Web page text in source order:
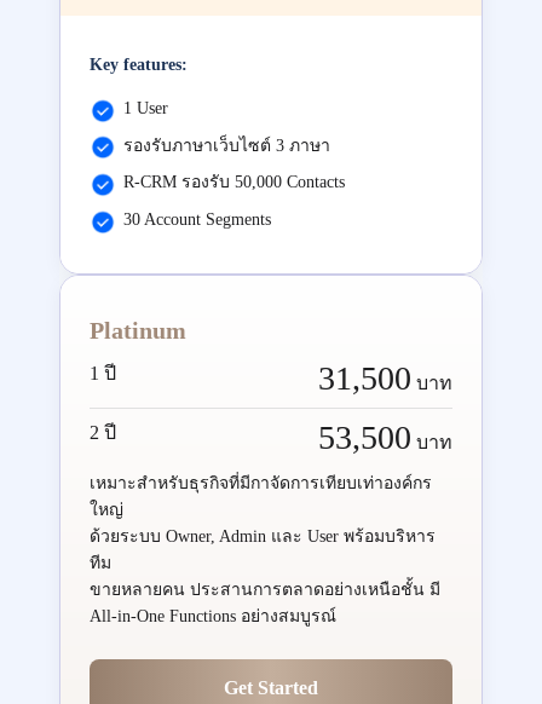
Key features:
1 User
รองรับภาษาเว็บไซต์ 3 ภาษา
R-CRM รองรับ 50,000 Contacts
30 Account Segments
Platinum
1 ปี 31,500 บาท
2 ปี 53,500 บาท
เหมาะสำหรับธุรกิจที่มีกาจัดการเทียบเท่าองค์กร
ใหญ่
ด้วยระบบ Owner, Admin และ User พร้อมบริหาร
ทีม
ขายหลายคน ประสานการตลาดอย่างเหนือชั้น มี
All-in-One Functions อย่างสมบูรณ์
Get Started